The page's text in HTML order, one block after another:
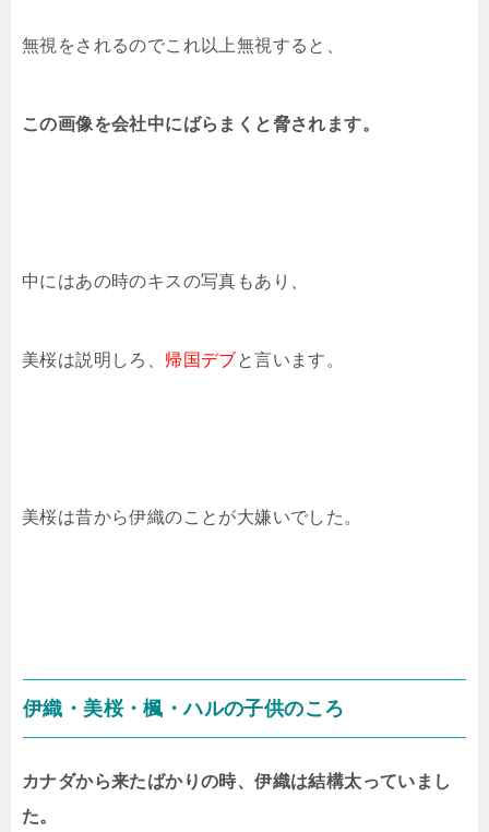
無視をされるのでこれ以上無視すると、
この画像を会社中にばらまくと脅されます。
中にはあの時のキスの写真もあり、
美桜は説明しろ、 帰国デブと言います。
美桜は昔から伊織のことが大嫌いでした。
伊織・美桜・楓・ハルの子供のころ
カナダから来たばかりの時、伊織は結構太っていまし
た。